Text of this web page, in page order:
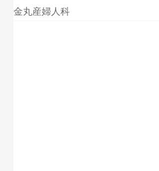
金丸産婦人科